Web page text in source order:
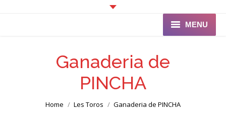
MENU
Ganaderia de
PINCHA
You are here:
Home Les Toros Ganaderia de PINCHA